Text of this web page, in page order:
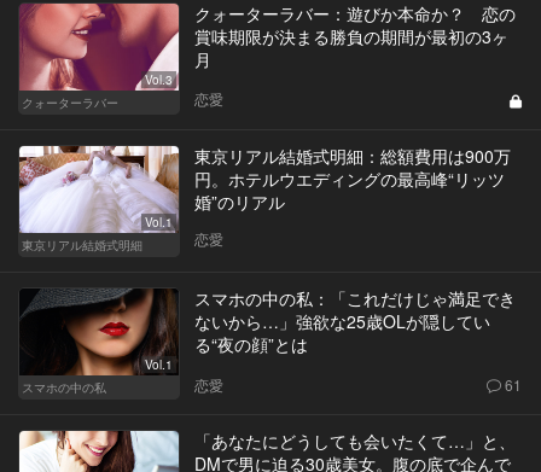
Vol.3
クォーターラバー
クォーターラバー：遊びか本命か？ 恋の
賞味期限が決まる勝負の期間が最初の3ヶ
月
恋愛
Vol.1
東京リアル結婚式明細
東京リアル結婚式明細：総額費用は900万
円。ホテルウエディングの最高峰“リッツ
婚”のリアル
恋愛
Vol.1
スマホの中の私
スマホの中の私：「これだけじゃ満足でき
ないから…」強欲な25歳OLが隠してい
る“夜の顔”とは
恋愛 61
「あなたにどうしても会いたくて…」と、
DMで男に迫る30歳美女。腹の底で企んで